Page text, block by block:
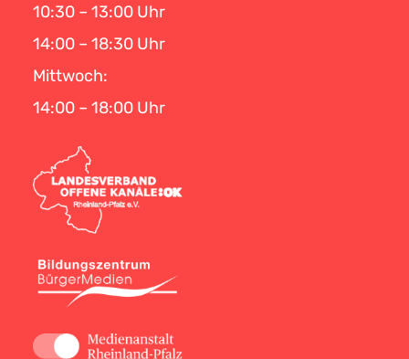
10:30 – 13:00 Uhr
14:00 – 18:30 Uhr
Mittwoch:
14:00 – 18:00 Uhr